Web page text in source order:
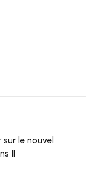
le nouvel
II